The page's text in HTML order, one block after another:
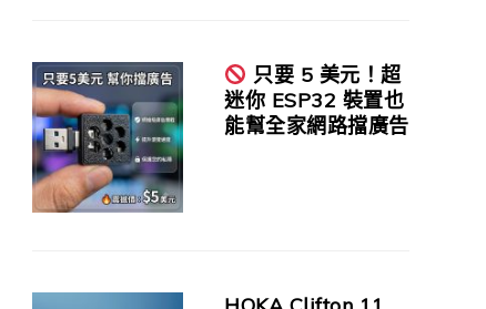
只要 5 美元！超
迷你 ESP32 裝置也
能幫全家網路擋廣告